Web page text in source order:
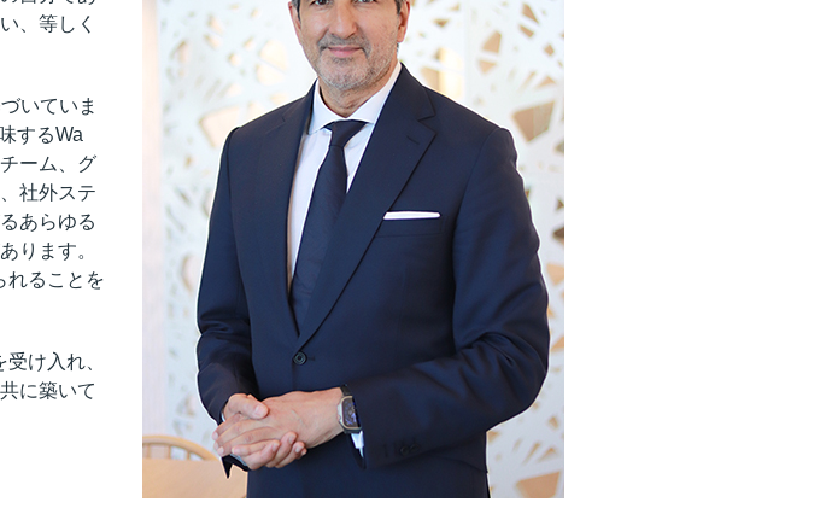
、等しく
いていま
するWa
ーム、グ
社外ステ
あらゆる
ります。
れることを
け入れ、
に築いて